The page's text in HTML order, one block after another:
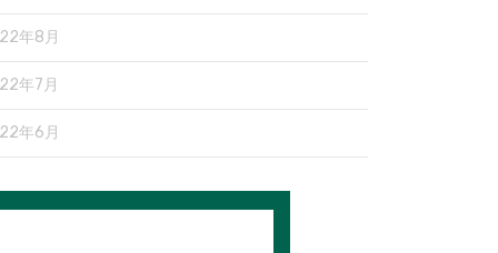
年8月
年7月
年6月